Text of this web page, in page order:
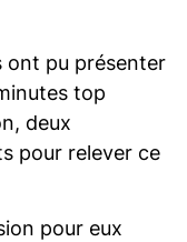
ont pu présenter
top
deux
pour relever ce
pour eux